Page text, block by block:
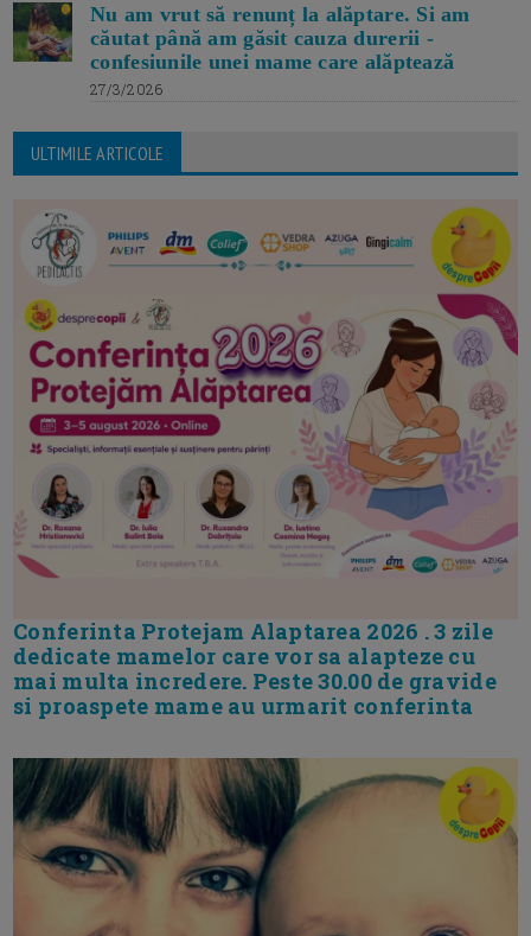
Nu am vrut să renunț la alăptare. Si am
căutat până am găsit cauza durerii -
confesiunile unei mame care alăptează
27/3/2026
ULTIMILE ARTICOLE
Conferinta Protejam Alaptarea 2026 . 3 zile
dedicate mamelor care vor sa alapteze cu
mai multa incredere. Peste 30.00 de gravide
si proaspete mame au urmarit conferinta